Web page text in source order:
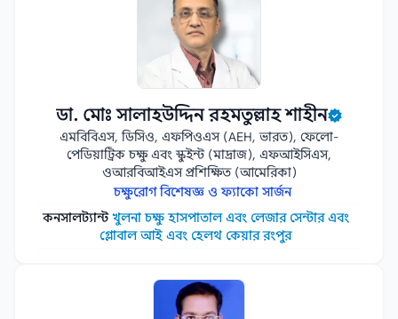
ডা. মোঃ সালাহউদ্দিন রহমতুল্লাহ শাহীন
এমবিবিএস, ডিসিও, এফপিওএস (AEH, ভারত), ফেলো-
পেডিয়াট্রিক চক্ষু এবং স্কুইন্ট (মাদ্রাজ), এফআইসিএস,
ওআরবিআইএস প্রশিক্ষিত (আমেরিকা)
চক্ষুরোগ বিশেষজ্ঞ ও ফ্যাকো সার্জন
কনসালট্যান্টখুলনা চক্ষু হাসপাতাল এবং লেজার সেন্টার এবং
গ্লোবাল আই এবং হেলথ কেয়ার রংপুর